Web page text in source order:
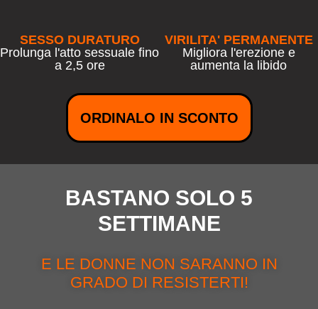
SESSO DURATURO
Prolunga l'atto sessuale fino
a 2,5 ore
VIRILITA' PERMANENTE
Migliora l'erezione e
aumenta la libido
ORDINALO IN SCONTO
BASTANO SOLO 5
SETTIMANE
E LE DONNE NON SARANNO IN
GRADO DI RESISTERTI!